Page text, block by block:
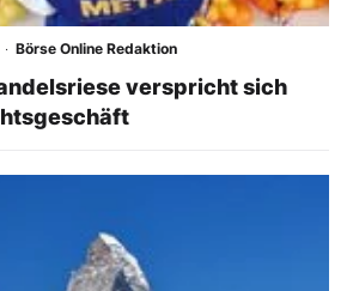
· Börse Online Redaktion
verspricht sich